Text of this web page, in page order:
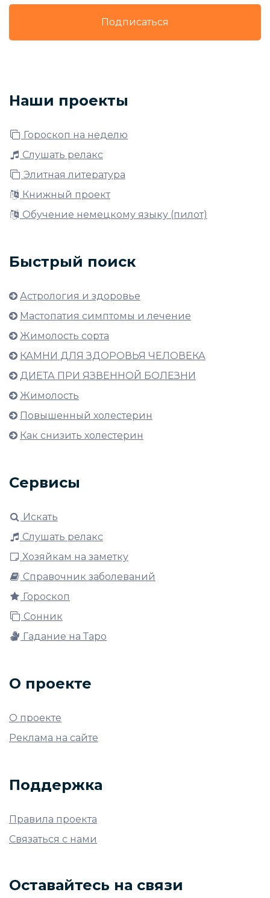
Подписаться
Наши проекты
Гороскоп на неделю
Слушать релакс
Элитная литература
Книжный проект
Обучение немецкому языку (пилот)
Быстрый поиск
Астрология и здоровье
Мастопатия симптомы и лечение
Жимолость сорта
КАМНИ ДЛЯ ЗДОРОВЬЯ ЧЕЛОВЕКА
ДИЕТА ПРИ ЯЗВЕННОЙ БОЛЕЗНИ
Жимолость
Повышенный холестерин
Как снизить холестерин
Сервисы
Искать
Слушать релакс
Хозяйкам на заметку
Справочник заболеваний
Гороскоп
Сонник
Гадание на Таро
О проекте
О проекте
Реклама на сайте
Поддержка
Правила проекта
Связаться с нами
Оставайтесь на связи